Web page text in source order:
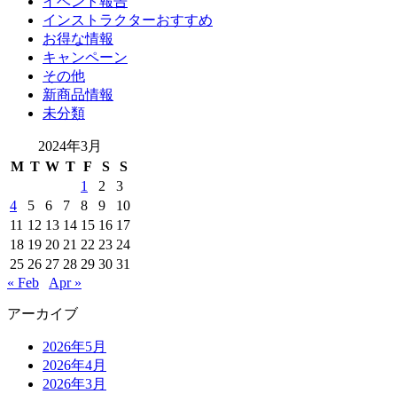
インストラクターおすすめ
お得な情報
キャンペーン
その他
新商品情報
未分類
2024年3月
M T W T F S
S
1
2
3
4
5 6 7 8 9
10
11 12 13 14 15 16 17
18 19 20 21 22 23 24
25 26 27 28 29 30 31
« Feb
Apr »
アーカイブ
2026年5月
2026年4月
2026年3月